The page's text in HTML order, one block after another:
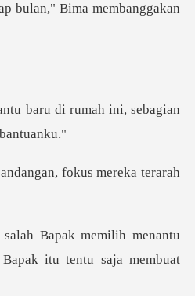
u di rumah ini, sebagian
fokus mer
h menantu
Bapak it